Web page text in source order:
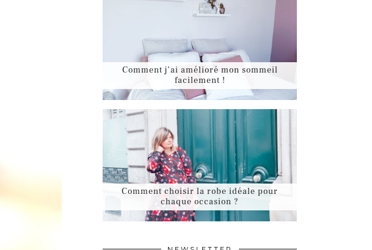
Comment j’ai amélioré mon sommeil
facilement !
Comment choisir la robe idéale pour
chaque occasion ?